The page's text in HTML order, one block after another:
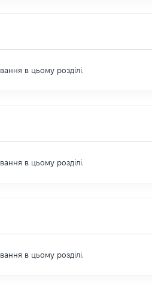
в цьому розділі.
в цьому розділі.
в цьому розділі.